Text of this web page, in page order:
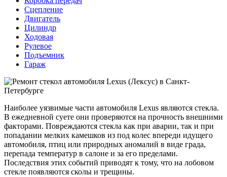
Сцепление
Двигатель
Цилиндр
Ходовая
Рулевое
Подъемник
Гараж
Наиболее уязвимые части автомобиля Lexus являются стекла.
В ежедневной суете они проверяются на прочность внешними
факторами. Повреждаются стекла как при аварии, так и при
попадании мелких камешков из под колес впереди идущего
автомобиля, птиц или природных аномалий в виде града,
перепада температур в салоне и за его пределами.
Последствия этих событий приводят к тому, что на лобовом
стекле появляются сколы и трещины.